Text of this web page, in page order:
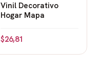
Vinil Decorativo
Hogar Mapa
$26,81